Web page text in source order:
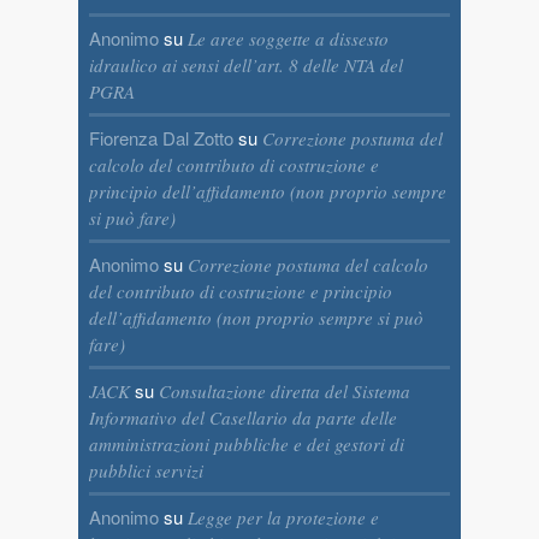
Anonimosu Le aree soggette a dissesto
idraulico ai sensi dell’art. 8 delle NTA del
PGRA
Fiorenza Dal Zottosu Correzione postuma del
calcolo del contributo di costruzione e
principio dell’affidamento (non proprio sempre
si può fare)
Anonimosu Correzione postuma del calcolo
del contributo di costruzione e principio
dell’affidamento (non proprio sempre si può
fare)
JACKsu Consultazione diretta del Sistema
Informativo del Casellario da parte delle
amministrazioni pubbliche e dei gestori di
pubblici servizi
Anonimosu Legge per la protezione e